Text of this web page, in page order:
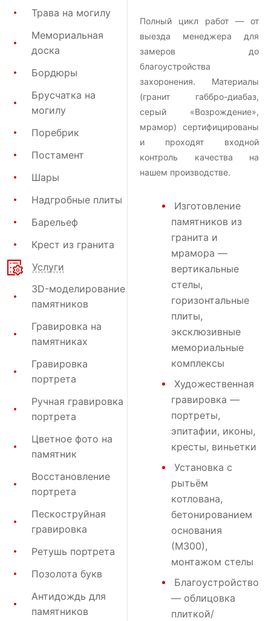
Трава на могилу
Мемориальная
доска
Бордюры
Брусчатка на
могилу
Поребрик
Постамент
Шары
Надгробные плиты
Барельеф
Крест из гранита
Услуги
3D-моделирование
памятников
Гравировка на
памятниках
Гравировка
портрета
Ручная гравировка
портрета
Цветное фото на
памятник
Восстановление
портрета
Пескоструйная
гравировка
Ретушь портрета
Позолота букв
Антидождь для
памятников
Полный цикл работ — от
выезда менеджера для
замеров до
благоустройства
захоронения. Материалы
(гранит габбро-диабаз,
серый «Возрождение»,
мрамор) сертифицированы
и проходят входной
контроль качества на
нашем производстве.
Изготовление
памятников из
гранита и
мрамора —
вертикальные
стелы,
горизонтальные
плиты,
эксклюзивные
мемориальные
комплексы
Художественная
гравировка —
портреты,
эпитафии, иконы,
кресты, виньетки
Установка с
рытьём
котлована,
бетонированием
основания
(М300),
монтажом стелы
Благоустройство
— облицовка
плиткой/